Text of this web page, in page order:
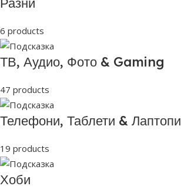
6 products
ТВ, Аудио, Фото & Gaming
47 products
Телефони, Таблети & Лаптопи
19 products
Хоби